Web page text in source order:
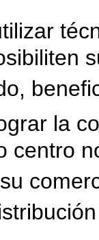
la
centro